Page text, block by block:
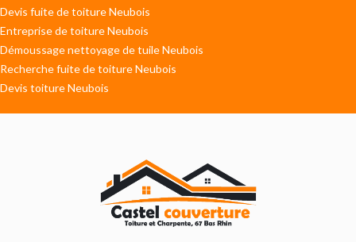
Devis fuite de toiture Neubois
Entreprise de toiture Neubois
Démoussage nettoyage de tuile Neubois
Recherche fuite de toiture Neubois
Devis toiture Neubois